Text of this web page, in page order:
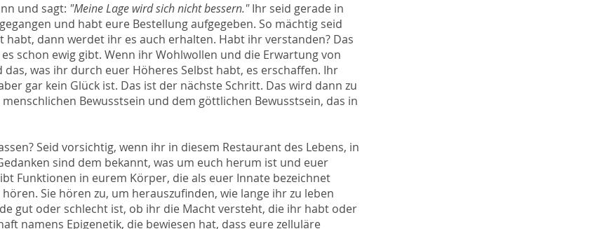
und sagt: "Meine Lage wird sich nicht bessern."Ihr seid gerade in
und habt eure Bestellung aufgegeben. So mächtig seid
habt, dann werdet ihr es auch erhalten. Habt ihr verstanden? Das
schon ewig gibt. Wenn ihr Wohlwollen und die Erwartung von
was ihr durch euer Höheres Selbst habt, es erschaffen. Ihr
gar kein Glück ist. Das ist der nächste Schritt. Das wird dann zu
Bewusstsein und dem göttlichen Bewusstsein, das in
Seid vorsichtig, wenn ihr in diesem Restaurant des Lebens, in
sind dem bekannt, was um euch herum ist und euer
Funktionen in eurem Körper, die als euer Innate bezeichnet
Sie hören zu, um herauszufinden, wie lange ihr zu leben
gut oder schlecht ist, ob ihr die Macht versteht, die ihr habt oder
namens Epigenetik, die bewiesen hat, dass eure zelluläre